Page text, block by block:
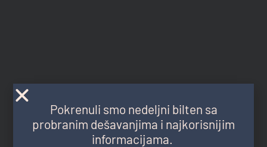
Pokrenuli smo nedeljni bilten sa
probranim dešavanjima i najkorisnijim
informacijama.